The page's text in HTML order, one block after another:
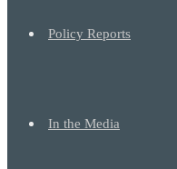
Policy Reports
In the Media